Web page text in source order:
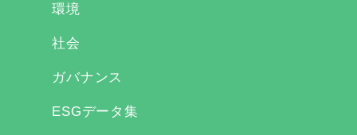
環境
社会
ガバナンス
ESGデータ集